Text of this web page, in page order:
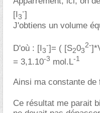
[I3
-]
J'obtiens un volume
D'où : [I3
-]= ( [S203
2-
= 3,1.10-3 mol.L-1
Ainsi ma constante de
Ce résultat me parait